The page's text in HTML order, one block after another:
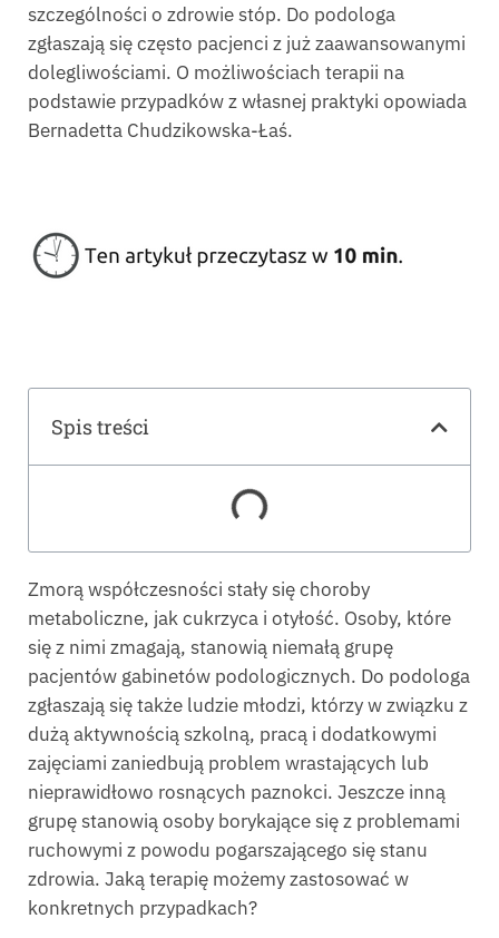
szczególności o zdrowie stóp. Do podologa
zgłaszają się często pacjenci z już zaawansowanymi
dolegliwościami. O możliwościach terapii na
podstawie przypadków z własnej praktyki opowiada
Bernadetta Chudzikowska-Łaś.
Spis treści
Zmorą współczesności stały się choroby
metaboliczne, jak cukrzyca i otyłość. Osoby, które
się z nimi zmagają, stanowią niemałą grupę
pacjentów gabinetów podologicznych. Do podologa
zgłaszają się także ludzie młodzi, którzy w związku z
dużą aktywnością szkolną, pracą i dodatkowymi
zajęciami zaniedbują problem wrastających lub
nieprawidłowo rosnących paznokci. Jeszcze inną
grupę stanowią osoby borykające się z problemami
ruchowymi z powodu pogarszającego się stanu
zdrowia. Jaką terapię możemy zastosować w
konkretnych przypadkach?